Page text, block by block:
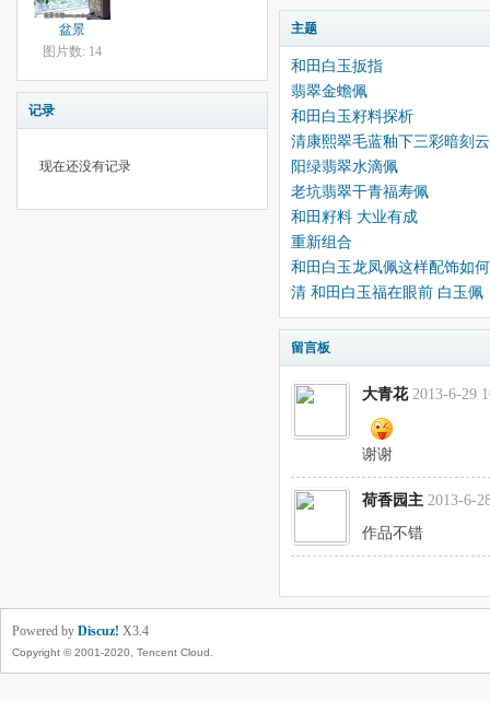
盆景
图片数: 14
记录
现在还没有记录
主题
和田白玉扳指
翡翠金蟾佩
和田白玉籽料探析
清康熙翠毛蓝釉下三彩暗刻
阳绿翡翠水滴佩
老坑翡翠干青福寿佩
和田籽料 大业有成
重新组合
和田白玉龙凤佩这样配饰如
清 和田白玉福在眼前 白玉佩
留言板
大青花 2013-6-29
谢谢
荷香园主 2013-6-
作品不错
Powered by Discuz! X3.4
Copyright © 2001-2020, Tencent Cloud.